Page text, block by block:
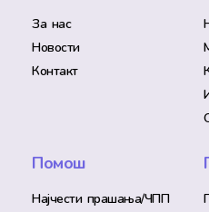
За нас
Новости
Контакт
Помош
Најчести прашања/ЧПП